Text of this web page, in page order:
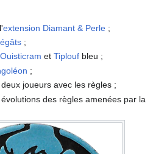
extension Diamant & Perle ;
;
Ouisticram etTiplouf bleu ;
;
joueurs avec les règles ;
des règles amenées par la